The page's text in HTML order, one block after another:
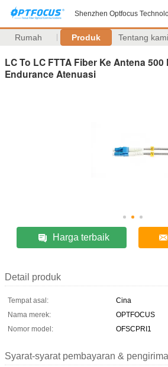
Shenzhen Optfocus
Rumah Produk Tentang kami
LC To LC FTTA Fiber Ke Antena
Endurance Atenuasi
Harga terbaik
Detail produk
Tempat asal:
Cina
Nama merek:
OPTFOCUS
Nomor model:
OFSCPRI1
Syarat-syarat pembayaran &